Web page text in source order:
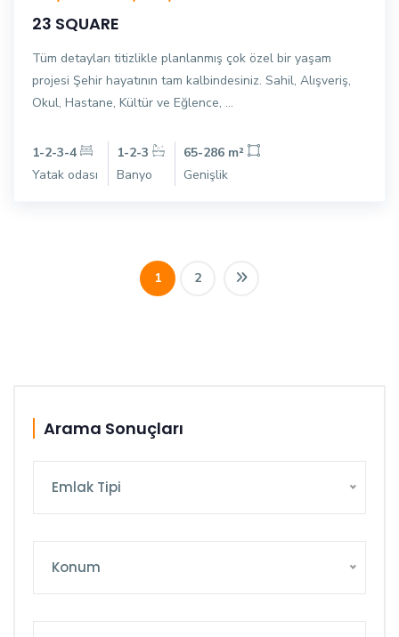
23 SQUARE
Tüm detayları titizlikle planlanmış çok özel bir yaşam
projesi Şehir hayatının tam kalbindesiniz. Sahil, Alışveriş,
Okul, Hastane, Kültür ve Eğlence, ...
1-2-3-4
Yatak odası
1-2-3
Banyo
65-286 m²
Genişlik
1 2
Arama Sonuçları
Emlak Tipi
Konum